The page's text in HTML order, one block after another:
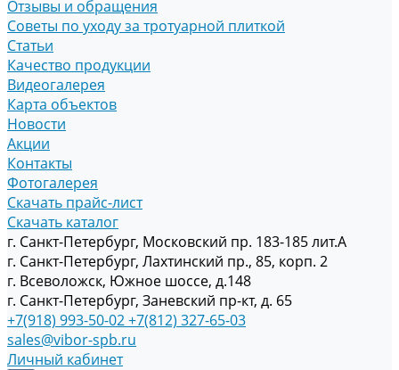
Отзывы и обращения
Советы по уходу за тротуарной плиткой
Статьи
Качество продукции
Видеогалерея
Карта объектов
Новости
Акции
Контакты
Фотогалерея
Скачать прайс-лист
Скачать каталог
г. Санкт-Петербург, Московский пр. 183-185 лит.А
г. Санкт-Петербург, Лахтинский пр., 85, корп. 2
г. Всеволожск, Южное шоссе, д.148
г. Санкт-Петербург, Заневский пр-кт, д. 65
+7(918) 993-50-02+7(812) 327-65-03
sales@vibor-spb.ru
Личный кабинет